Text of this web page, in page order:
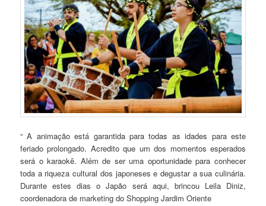
“ A animação está garantida para todas as idades para este
feriado prolongado. Acredito que um dos momentos esperados
será o karaokê. Além de ser uma oportunidade para conhecer
toda a riqueza cultural dos japoneses e degustar a sua culinária.
Durante estes dias o Japão será aqui, brincou Leila Diniz,
coordenadora de marketing do Shopping Jardim Oriente